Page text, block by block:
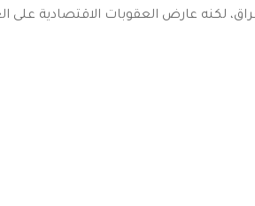
لكنه عارض العقوبات الاقتصادية